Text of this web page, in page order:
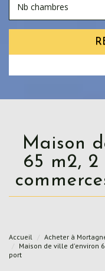
Nb chambres
Maison de ville d'environ
65 m2, 2
Accueil Acheter à
Maison de ville d'environ
port